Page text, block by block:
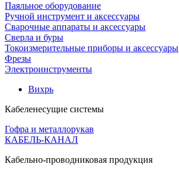
Паяльное оборудование
Ручной инструмент и аксессуары
Сварочные аппараты и аксессуары
Сверла и буры
Токоизмерительные приборы и аксессуары
Фрезы
Электроинструменты
Вихрь
Кабеленесущие системы
Гофра и металлорукав
КАБЕЛЬ-КАНАЛ
Кабельно-проводниковая продукция